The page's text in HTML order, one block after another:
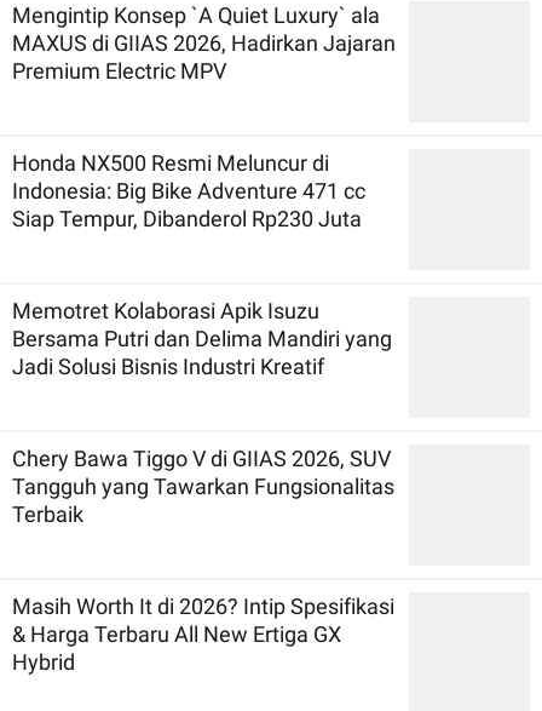
Mengintip Konsep `A Quiet Luxury` ala
MAXUS di GIIAS 2026, Hadirkan Jajaran
Premium Electric MPV
Honda NX500 Resmi Meluncur di
Indonesia: Big Bike Adventure 471 cc
Siap Tempur, Dibanderol Rp230 Juta
Memotret Kolaborasi Apik Isuzu
Bersama Putri dan Delima Mandiri yang
Jadi Solusi Bisnis Industri Kreatif
Chery Bawa Tiggo V di GIIAS 2026, SUV
Tangguh yang Tawarkan Fungsionalitas
Terbaik
Masih Worth It di 2026? Intip Spesifikasi
& Harga Terbaru All New Ertiga GX
Hybrid